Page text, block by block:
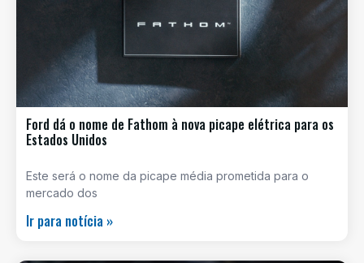
Ford dá o nome de Fathom à nova picape elétrica para os
Estados Unidos
Este será o nome da picape média prometida para o
mercado dos
Ir para notícia »